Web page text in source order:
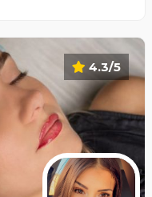
4.3/5